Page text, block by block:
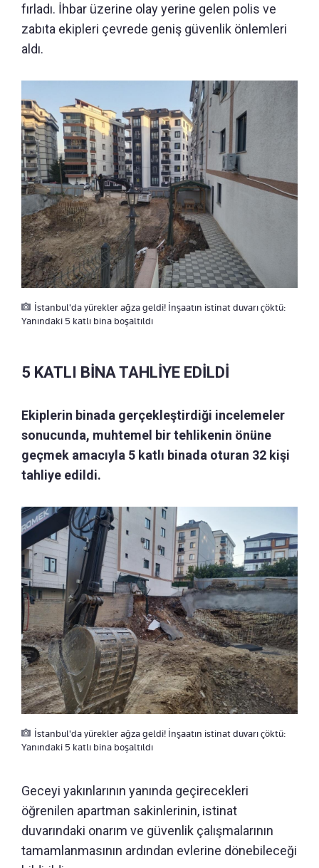
fırladı. İhbar üzerine olay yerine gelen polis ve
zabıta ekipleri çevrede geniş güvenlik önlemleri
aldı.
İstanbul'da yürekler ağza geldi! İnşaatın istinat duvarı çöktü:
Yanındaki 5 katlı bina boşaltıldı
5 KATLI BİNA TAHLİYE EDİLDİ
Ekiplerin binada gerçekleştirdiği incelemeler
sonucunda, muhtemel bir tehlikenin önüne
geçmek amacıyla 5 katlı binada oturan 32 kişi
tahliye edildi.
İstanbul'da yürekler ağza geldi! İnşaatın istinat duvarı çöktü:
Yanındaki 5 katlı bina boşaltıldı
Geceyi yakınlarının yanında geçirecekleri
öğrenilen apartman sakinlerinin, istinat
duvarındaki onarım ve güvenlik çalışmalarının
tamamlanmasının ardından evlerine dönebileceği